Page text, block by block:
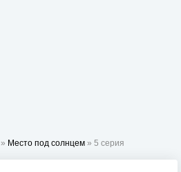
» Место под солнцем » 5 серия